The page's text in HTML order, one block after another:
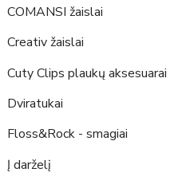
COMANSI žaislai
Creativ žaislai
Cuty Clips plaukų aksesuarai
Dviratukai
Floss&Rock - smagiai
Į darželį